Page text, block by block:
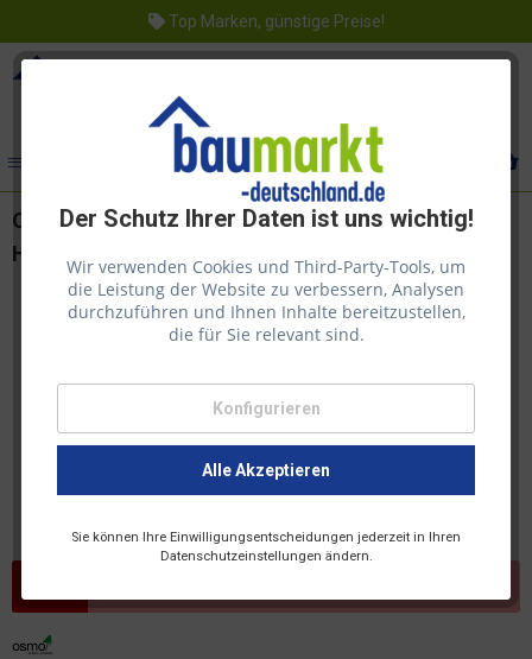
Top Marken, günstige Preise!
Der Schutz Ihrer Daten ist uns wichtig!
Wir verwenden Cookies und Third-Party-Tools, um
die Leistung der Website zu verbessern, Analysen
durchzuführen und Ihnen Inhalte bereitzustellen,
die für Sie relevant sind.
Konfigurieren
Alle Akzeptieren
Sie können Ihre Einwilligungsentscheidungen jederzeit in Ihren
Datenschutzeinstellungen ändern.
Osmo Dekorwachs Nr. 3111 weiß transparent 2,5l,
Holzanstrich für Hölzer im Innenbereich